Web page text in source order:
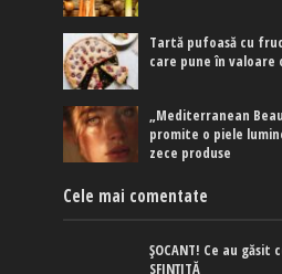
Tartă pufoasă cu
care pune în
„Mediterranean
promite o piele
zece produse
Cele mai comentate
ȘOCANT! Ce au
SFINȚITĂ